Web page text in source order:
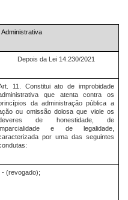
Administrativa
Depois da Lei 14.230/2021
11. Constitui ato de improbidade
que atenta contra os
da administração pública a
ou omissão dolosa que viole os
de honestidade, de
e de legalidade,
por uma das seguintes
- (revogado);